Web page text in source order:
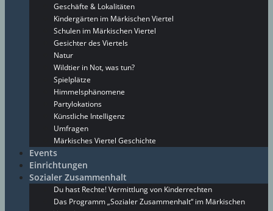
Geschäfte & Lokalitäten
Kindergärten im Märkischen Viertel
Schulen im Märkischen Viertel
Gesichter des Viertels
Natur
Wildtier in Not, was tun?
Spielplätze
Himmelsphänomene
Partylokations
Künstliche Intelligenz
Umfragen
Märkisches Viertel Geschichte
Events
Einrichtungen
Sozialer Zusammenhalt
Du hast Rechte! Vermittlung von Kinderrechten
Das Programm „Sozialer Zusammenhalt“ im Märkischen